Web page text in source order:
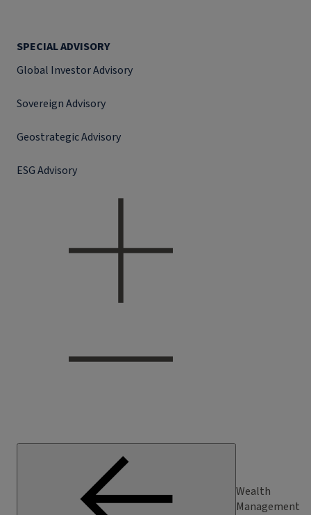
SPECIAL ADVISORY
Global Investor Advisory
Sovereign Advisory
Geostrategic Advisory
ESG Advisory
Wealth
Management